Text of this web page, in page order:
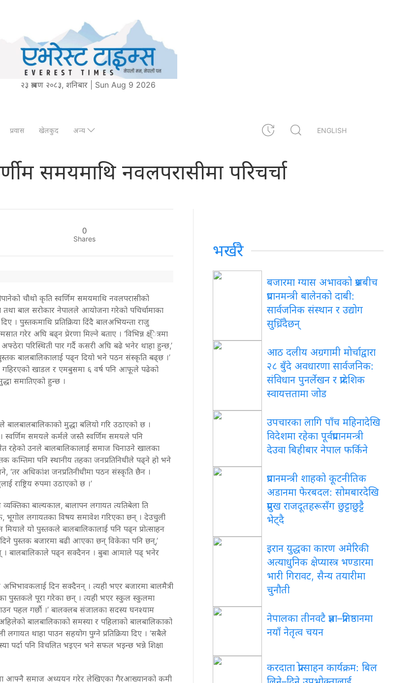
२३ श्रावण २०८३, शनिबार | Sun Aug 9 2026
प्रवास खेलकुद अन्य ENGLISH
समयमाथि नवलपरासीमा परिचर्चा
0
Shares
चौथो कृति स्वर्णिम समयमाथि नवलपरासीको
तथा बाल सरोकार नेपालले आयोजना गरेको पचिर्चामाका
। पुस्तकमाथि प्रतिक्रिया दिंदै बालअभियन्ता राजु
गरेर अघि बढ्न प्रेरणा मिल्ने बताए । ‘विभिन्न क्ष्ँेत्रमा
परिस्थिती पार गर्दै कसरी अघि बढे भनेर थाहा हुन्छ,’
बालबालिकालाई पढ्न दियो भने पठन संस्कृति बढ्छ ।’
गहिरएको खाडल र एमबुसमा ६ वर्ष पनि आफूले पढेको
समातिएको हुन्छ ।
मुद्धा बलियो गरि उठाएको छ ।
। स्वर्णिम समयले कर्मले जस्तै स्वर्णिम समयले पनि
रहेको उनले बालबालिकालाई समाज चिनाउने खालका
कम्तिमा पनि स्थानीय तहका जनप्रतिनिधीले पढ्ने हो भने
‘तर अधिकांश जनप्रतिनीधीमा पठन संस्कृति छैन ।
राष्ट्रिय रुपमा उठाएको छ ।’
व्यक्तिका बाल्यकाल, बालापन लगायत त्यतिबेला ति
भूगोल लगायतका विषय समावेश गरिएका छन् । देउचुली
यो पुस्तकले बालबालिकालाई पनि पढ्न प्रोत्साहन
दिने पुस्तक बजारमा बढी आएका छन् विकेका पनि छन्,’
। बालबालिकाले पढ्न सक्दैनन । बुबा आमाले पढ् भनेर
दिन सक्दैनन् । त्यही भएर बजारमा बालमैत्री
पुस्तकले पूरा गरेका छन् । त्यही भएर स्कुल स्कुलमा
पहल गर्छाै ।’ बालक्लब संजालका सदस्य घनश्याम
बालबालिकाको समस्या र पहिलाको बालबालिकाको
थाहा पाउन सहयोग पुग्ने प्रतिक्रिया दिए । ‘सबैले
पर्दा पनि विचलित भइएन भने सफल भइन्छ भन्ने शिक्षा
आफ्नै समाज अध्ययन गरेर लेखिएका गैरआख्यानको कमी
भर्खरै
बजारमा ग्यास अभावको प्रश्नबीच
प्रधानमन्त्री बालेनको दाबी:
सार्वजनिक संस्थान र उद्योग
सुध्रिँदैछन्
आठ दलीय अग्रगामी मोर्चाद्वारा
२८ बुँदे अवधारणा सार्वजनिक:
संविधान पुनर्लेखन र प्रादेशिक
स्वायत्ततामा जोड
उपचारका लागि पाँच महिनादेखि
विदेशमा रहेका पूर्वप्रधानमन्त्री
देउवा बिहीबार नेपाल फर्किने
प्रधानमन्त्री शाहको कूटनीतिक
अडानमा फेरबदल: सोमबारदेखि
प्रमुख राजदूतहरूसँग छुट्टाछुट्टै
भेट्दै
इरान युद्धका कारण अमेरिकी
अत्याधुनिक क्षेप्यास्त्र भण्डारमा
भारी गिरावट, सैन्य तयारीमा
चुनौती
नेपालका तीनवटै प्रज्ञा–प्रतिष्ठानमा
नयाँ नेतृत्व चयन
करदाता प्रोत्साहन कार्यक्रम: बिल